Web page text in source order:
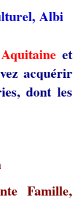
Albi
et
acquérir
dont les
Famille,